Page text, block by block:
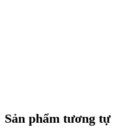
Sản phẩm tương tự